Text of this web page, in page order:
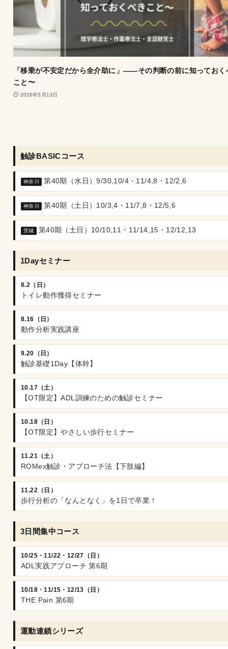
「移乗が不安定だから全介助に」——その判断の前に知っておく
こと〜
2026年5月13日
触診BASICコース
神奈川 第40期（水日）9/30,10/4・11/4,8・12/2,6
神奈川 第40期（土日）10/3,4・11/7,8・12/5,6
茨城 第40期（土日）10/10,11・11/14,15・12/12,13
1Dayセミナー
8.2（日）
トイレ動作獲得セミナー
8.16（日）
動作分析実践講座
9.20（日）
触診基礎1Day【体幹】
10.17（土）
【OT限定】ADL訓練のための触診セミナー
10.18（日）
【OT限定】やさしい歩行セミナー
11.21（土）
ROMex触診・アプローチ法【下肢編】
11.22（日）
歩行分析の「なんとなく」を1日で卒業！
3日間集中コース
10/25・11/22・12/27（日）
ADL実践アプローチ 第6期
10/18・11/15・12/13（日）
THE Pain 第6期
運動連鎖シリーズ